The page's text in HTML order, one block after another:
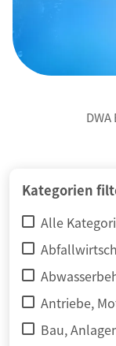
Kategorien
Alle
Antriebe,
Bau,